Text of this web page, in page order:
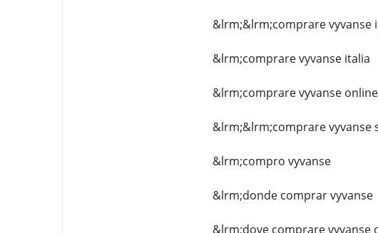
&lrm;&lrm;comprare vyvanse
&lrm;comprare vyvanse italia
&lrm;comprare vyvanse
&lrm;&lrm;comprare vyvanse
&lrm;compro vyvanse
&lrm;donde comprar vyvanse
&lrm;dove comprare vyvanse